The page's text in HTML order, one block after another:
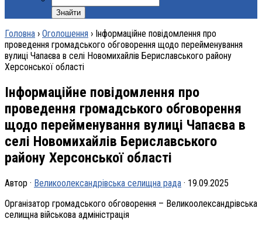
Головна › Оголошення › Інформаційне повідомлення про
проведення громадського обговорення щодо перейменування
вулиці Чапаєва в селі Новомихайлів Бериславського району
Херсонської області
Інформаційне повідомлення про
проведення громадського обговорення
щодо перейменування вулиці Чапаєва в
селі Новомихайлів Бериславського
району Херсонської області
Автор · Великоолександрівська селищна рада · 19.09.2025
Організатор громадського обговорення – Великоолександрівська
селищна військова адміністрація